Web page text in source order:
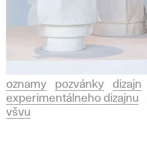
oznamy pozvánky dizajn
experimentálneho dizajnu
všvu